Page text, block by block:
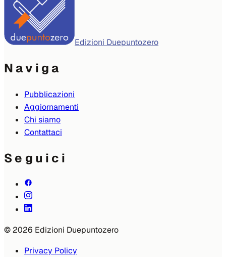
Edizioni Duepuntozero
Naviga
Pubblicazioni
Aggiornamenti
Chi siamo
Contattaci
Seguici
© 2026 Edizioni Duepuntozero
Privacy Policy